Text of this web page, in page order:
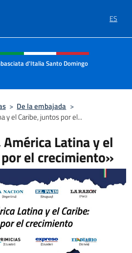
ES
sitio web,
d'Italia Santo Domingo
> De la embajada >
y el Caribe, juntos por el...
Latina y el
el crecimiento»